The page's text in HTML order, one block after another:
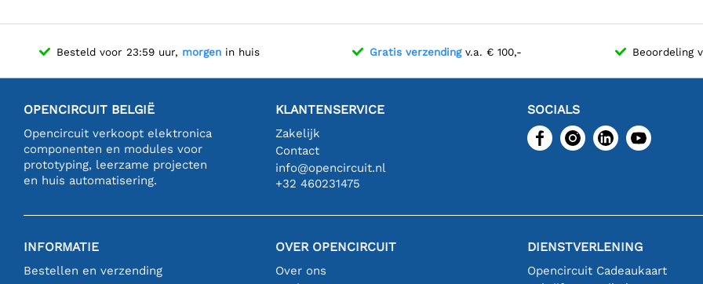
Besteld voor 23:59 uur, morgen in huis Gratis verzendingv.a. € 100,- Beoordeling
OPENCIRCUIT BELGIË
Opencircuit verkoopt elektronica
componenten en modules voor
prototyping, leerzame projecten
en huis automatisering.
KLANTENSERVICE
Zakelijk
Contact
info@opencircuit.nl
+32 460231475
SOCIALS
INFORMATIE
Bestellen en verzending
OVER OPENCIRCUIT
Over ons
DIENSTVERLENING
Opencircuit Cadeaukaart